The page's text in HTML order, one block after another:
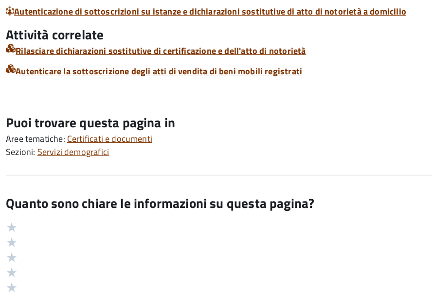
Autenticazione di sottoscrizioni su istanze e dichiarazioni sostitutive di atto di notorietà a domicilio
Attività correlate
Rilasciare dichiarazioni sostitutive di certificazione e dell'atto di notorietà
Autenticare la sottoscrizione degli atti di vendita di beni mobili registrati
Puoi trovare questa pagina in
Aree tematiche: Certificati e documenti
Sezioni: Servizi demografici
Quanto sono chiare le informazioni su questa pagina?
Valutazione